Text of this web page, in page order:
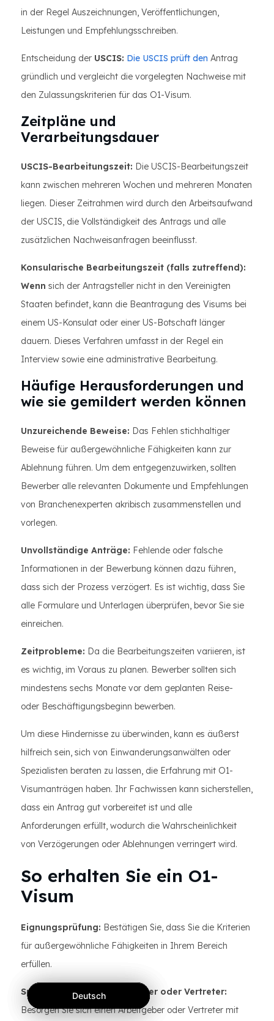
in der Regel Auszeichnungen, Veröffentlichungen,
Leistungen und Empfehlungsschreiben.
Entscheidung der USCIS: Die USCIS prüft den Antrag
gründlich und vergleicht die vorgelegten Nachweise mit
den Zulassungskriterien für das O1-Visum.
Zeitpläne und
Verarbeitungsdauer
USCIS-Bearbeitungszeit: Die USCIS-Bearbeitungszeit
kann zwischen mehreren Wochen und mehreren Monaten
liegen. Dieser Zeitrahmen wird durch den Arbeitsaufwand
der USCIS, die Vollständigkeit des Antrags und alle
zusätzlichen Nachweisanfragen beeinflusst.
Konsularische Bearbeitungszeit (falls zutreffend):
Wenn sich der Antragsteller nicht in den Vereinigten
Staaten befindet, kann die Beantragung des Visums bei
einem US-Konsulat oder einer US-Botschaft länger
dauern. Dieses Verfahren umfasst in der Regel ein
Interview sowie eine administrative Bearbeitung.
Häufige Herausforderungen und
wie sie gemildert werden können
Unzureichende Beweise: Das Fehlen stichhaltiger
Beweise für außergewöhnliche Fähigkeiten kann zur
Ablehnung führen. Um dem entgegenzuwirken, sollten
Bewerber alle relevanten Dokumente und Empfehlungen
von Branchenexperten akribisch zusammenstellen und
vorlegen.
Unvollständige Anträge: Fehlende oder falsche
Informationen in der Bewerbung können dazu führen,
dass sich der Prozess verzögert. Es ist wichtig, dass Sie
alle Formulare und Unterlagen überprüfen, bevor Sie sie
einreichen.
Zeitprobleme: Da die Bearbeitungszeiten variieren, ist
es wichtig, im Voraus zu planen. Bewerber sollten sich
mindestens sechs Monate vor dem geplanten Reise-
oder Beschäftigungsbeginn bewerben.
Um diese Hindernisse zu überwinden, kann es äußerst
hilfreich sein, sich von Einwanderungsanwälten oder
Spezialisten beraten zu lassen, die Erfahrung mit O1-
Visumanträgen haben. Ihr Fachwissen kann sicherstellen,
dass ein Antrag gut vorbereitet ist und alle
Anforderungen erfüllt, wodurch die Wahrscheinlichkeit
von Verzögerungen oder Ablehnungen verringert wird.
So erhalten Sie ein O1-
Visum
Eignungsprüfung: Bestätigen Sie, dass Sie die Kriterien
für außergewöhnliche Fähigkeiten in Ihrem Bereich
erfüllen.
Sponsoring durch Arbeitgeber oder Vertreter:
Besorgen Sie sich einen Arbeitgeber oder Vertreter mit
Deutsch
Deutsch
Deutsch